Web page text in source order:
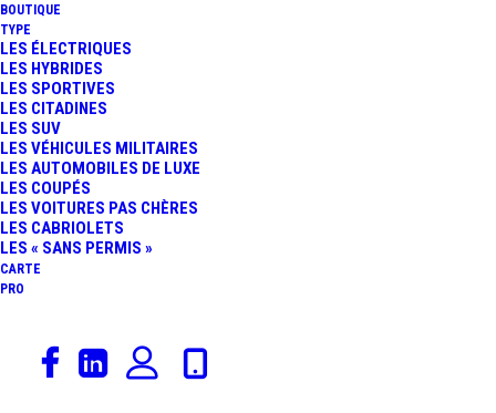
BOUTIQUE
TYPE
LES ÉLECTRIQUES
LES HYBRIDES
LES SPORTIVES
LES CITADINES
LES SUV
LES VÉHICULES MILITAIRES
LES AUTOMOBILES DE LUXE
LES COUPÉS
LES VOITURES PAS CHÈRES
LES CABRIOLETS
LES « SANS PERMIS »
CARTE
PRO
[dropcap style= »style4″]D[/dropcap]ans la famille Classe
C, je voudrais le coupé ! Après la